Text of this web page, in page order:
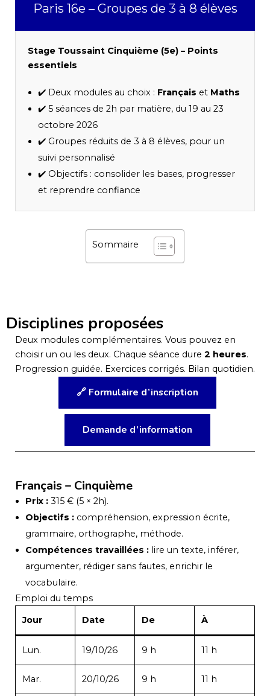
Paris 16e – Groupes de 3 à 8 élèves
Stage Toussaint Cinquième (5e) – Points
essentiels
✔️ Deux modules au choix : Français et Maths
✔️ 5 séances de 2h par matière, du 19 au 23
octobre 2026
✔️ Groupes réduits de 3 à 8 élèves, pour un
suivi personnalisé
✔️ Objectifs : consolider les bases, progresser
et reprendre confiance
Sommaire
Disciplines proposées
Deux modules complémentaires. Vous pouvez en
choisir un ou les deux. Chaque séance dure 2 heures.
Progression guidée. Exercices corrigés. Bilan quotidien.
🔗 Formulaire d’inscription
Demande d’information
Français – Cinquième
Prix : 315 € (5 × 2h).
Objectifs : compréhension, expression écrite,
grammaire, orthographe, méthode.
Compétences travaillées : lire un texte, inférer,
argumenter, rédiger sans fautes, enrichir le
vocabulaire.
Emploi du temps
Jour
Date De À
Lun. 19/10/26 9 h 11 h
Mar. 20/10/26 9 h 11 h